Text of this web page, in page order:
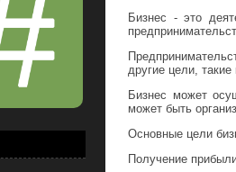
Бизнес - это
другие цели,
Бизнес может
может быть
Основные цели
Получение